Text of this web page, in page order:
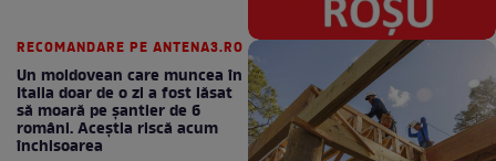
RECOMANDARE PE ANTENA3.RO
Un moldovean care muncea în
Italia doar de o zi a fost lăsat
să moară pe şantier de 6
români. Aceștia riscă acum
închisoarea